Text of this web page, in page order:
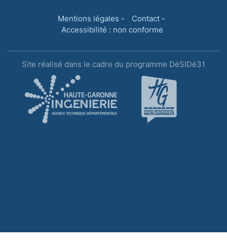
Mentions légales - Contact-
Accessibilité : non conforme
Site réalisé dans le cadre du programme DéSIDé31